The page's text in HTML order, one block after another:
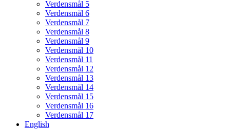
Verdensmål 5
Verdensmål 6
Verdensmål 7
Verdensmål 8
Verdensmål 9
Verdensmål 10
Verdensmål 11
Verdensmål 12
Verdensmål 13
Verdensmål 14
Verdensmål 15
Verdensmål 16
Verdensmål 17
English